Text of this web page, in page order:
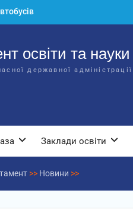
обласної
освіти та науки
державної адміністрації
Заклади освіти
>> Новини >>